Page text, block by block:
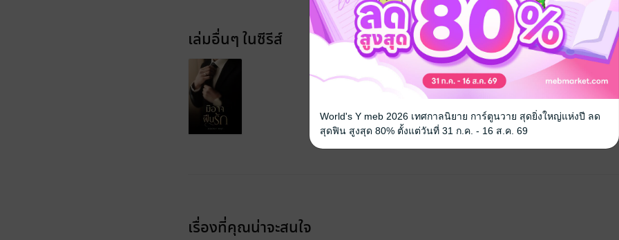
เล่มอื่นๆ ในซีรีส์
เรื่องที่คุณน่าจะสนใจ
World's Y meb 2026 เทศกาลนิยาย การ์ตูนวาย สุดยิ่งใหญ่แห่งปี ลด
สุดฟิน สูงสุด 80% ตั้งแต่วันที่ 31 ก.ค. - 16 ส.ค. 69